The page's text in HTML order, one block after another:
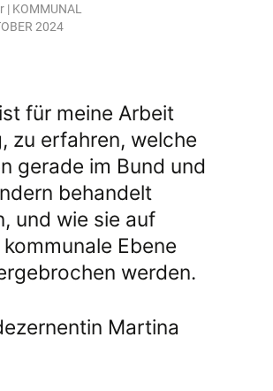
| KOMMUNAL
2024
für meine Arbeit
zu erfahren, welche
gerade im Bund und
behandelt
und wie sie auf
Ebene
werden.
Martina